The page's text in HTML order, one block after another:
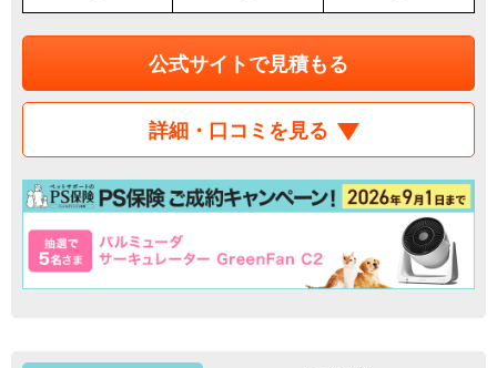
公式サイトで見積もる
詳細・口コミを見る